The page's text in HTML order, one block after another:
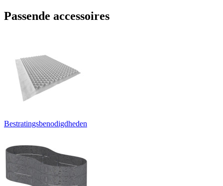
Passende accessoires
Bestratingsbenodigdheden